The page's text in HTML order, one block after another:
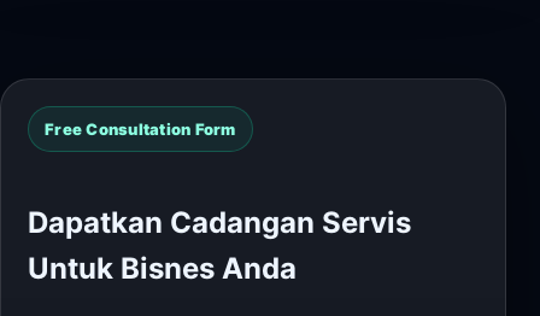
Free Consultation Form
Dapatkan Cadangan Servis
Untuk Bisnes Anda